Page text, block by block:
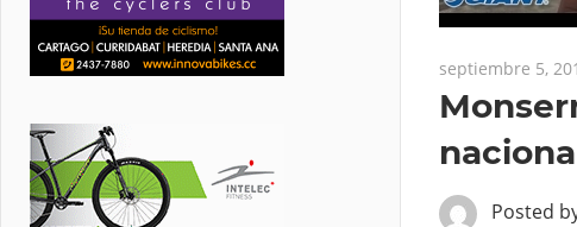
septiembre 5,
Posted